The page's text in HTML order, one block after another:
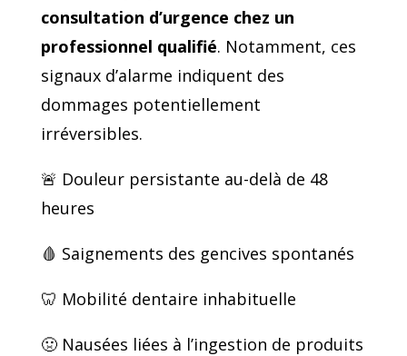
consultation d’urgence chez un
professionnel qualifié. Notamment, ces
signaux d’alarme indiquent des
dommages potentiellement
irréversibles.
🚨 Douleur persistante au-delà de 48
heures
🩸 Saignements des gencives spontanés
🦷 Mobilité dentaire inhabituelle
🤢 Nausées liées à l’ingestion de produits